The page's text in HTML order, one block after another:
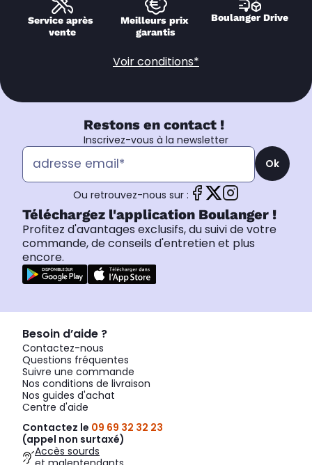
Service après
vente
Meilleurs prix
garantis
Boulanger Drive
Voir conditions*
Restons en contact !
Inscrivez-vous à la newsletter
Ok
Ou retrouvez-nous sur :
Téléchargez l'application Boulanger !
Profitez d'avantages exclusifs, du suivi de votre
commande, de conseils d'entretien et plus
encore.
Besoin d’aide ?
Contactez-nous
Questions fréquentes
Suivre une commande
Nos conditions de livraison
Nos guides d'achat
Centre d'aide
Contactez le 09 69 32 32 23
(appel non surtaxé)
Accès sourds